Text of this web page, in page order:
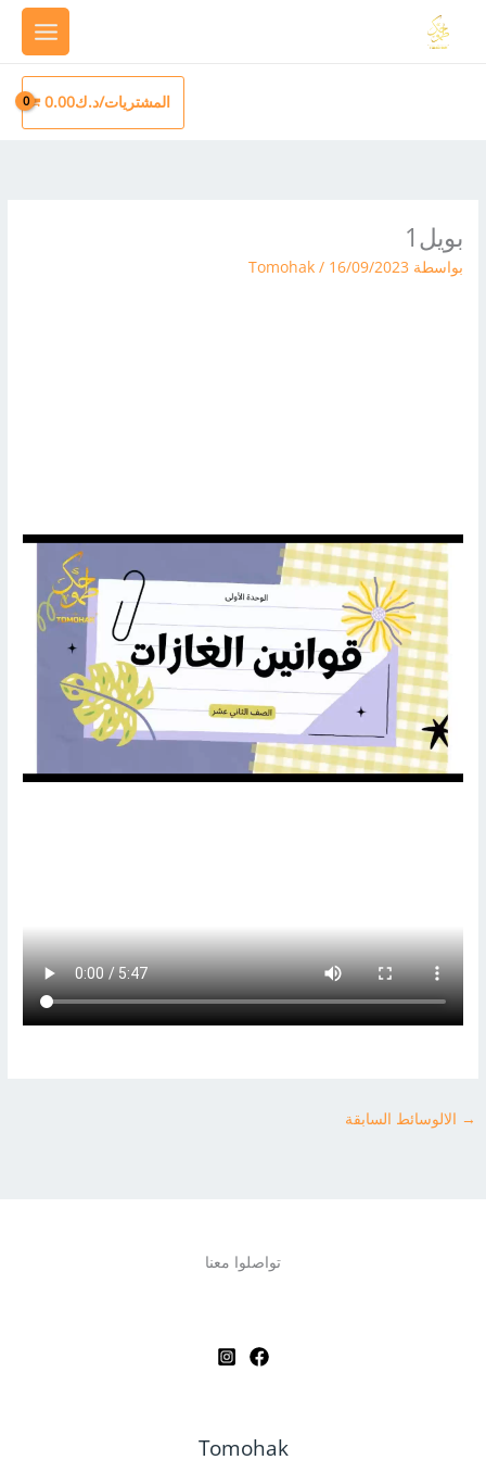
المشتريات/د.ك0.00
بويل1
بواسطة Tomohak / 16/09/2023
→ الالوسائط السابقة
تواصلوا معنا
Tomohak